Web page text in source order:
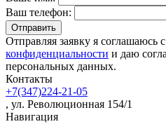
Ваш телефон:
Отправляя заявку я соглашаюсь с
конфиденциальности и даю
персональных данных.
Контакты
+7(347)224-21-05
, ул. Революционная 154/1
Навигация